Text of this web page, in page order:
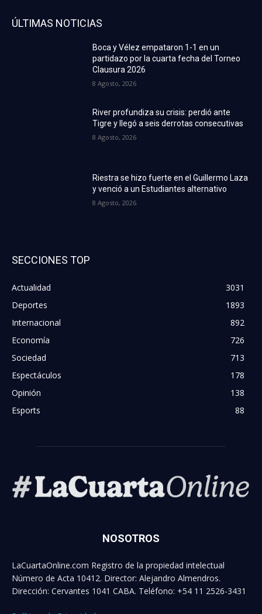
ÚLTIMAS NOTICIAS
Boca y Vélez empataron 1-1 en un
partidazo por la cuarta fecha del Torneo
Clausura 2026
8 Agosto, 2026
River profundiza su crisis: perdió ante
Tigre y llegó a seis derrotas consecutivas
8 Agosto, 2026
Riestra se hizo fuerte en el Guillermo Laza
y venció a un Estudiantes alternativo
8 Agosto, 2026
SECCIONES TOP
Actualidad
3031
Deportes
1893
Internacional
892
Economía
726
Sociedad
713
Espectáculos
178
Opinión
138
Esports
88
NOSOTROS
LaCuartaOnline.com Registro de la propiedad intelectual
Número de Acta 10412. Director: Alejandro Almendros.
Dirección: Cervantes 1041 CABA. Teléfono: +54 11 2526-3431